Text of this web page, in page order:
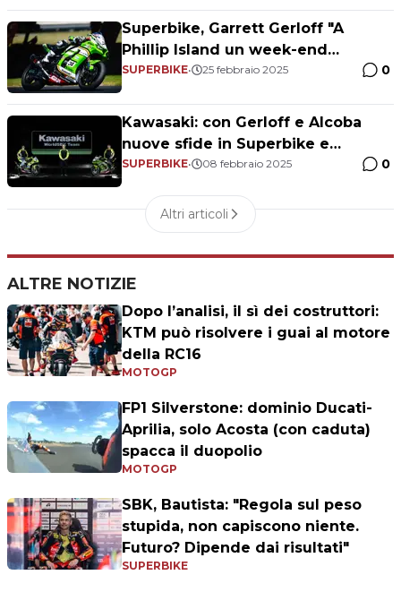
Superbike, Garrett Gerloff "A
Phillip Island un week-end
terribile"
SUPERBIKE• 25 febbraio 2025 0
Kawasaki: con Gerloff e Alcoba
nuove sfide in Superbike e
Supersport
SUPERBIKE• 08 febbraio 2025 0
Altri articoli
ALTRE NOTIZIE
Dopo l’analisi, il sì dei costruttori:
KTM può risolvere i guai al motore
della RC16
MOTOGP
FP1 Silverstone: dominio Ducati-
Aprilia, solo Acosta (con caduta)
spacca il duopolio
MOTOGP
SBK, Bautista: "Regola sul peso
stupida, non capiscono niente.
Futuro? Dipende dai risultati"
SUPERBIKE